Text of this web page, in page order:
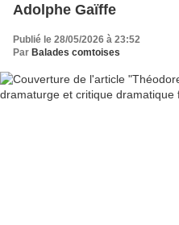
Adolphe Gaïffe
Publié le 28/05/2026 à 23:52
Par Balades comtoises